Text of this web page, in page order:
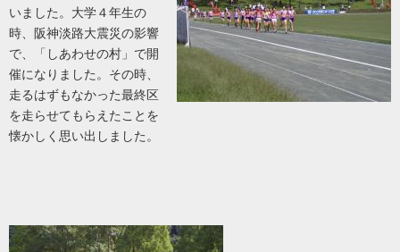
いました。大学４年生の
時、阪神淡路大震災の影響
で、「しあわせの村」で開
催になりました。その時、
走るはずもなかった最終区
を走らせてもらえたことを
懐かしく思い出しました。